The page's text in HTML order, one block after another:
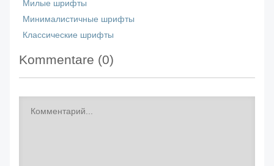
Милые шрифты
Минималистичные шрифты
Классические шрифты
Kommentare (0)